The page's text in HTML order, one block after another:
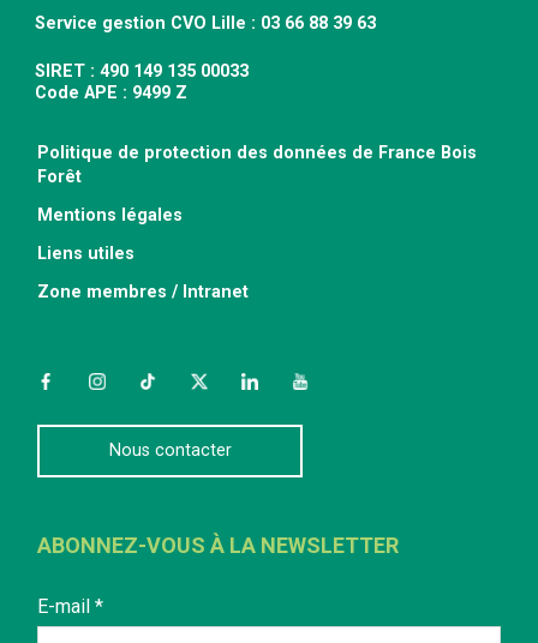
Service gestion CVO Lille : 03 66 88 39 63
SIRET : 490 149 135 00033
Code APE : 9499 Z
Politique de protection des données de France Bois
Forêt
Mentions légales
Liens utiles
Zone membres / Intranet
FacebookInstagramTikTokTwitterLinkedInYouTube
Nous contacter
ABONNEZ-VOUS À LA NEWSLETTER
E-mail *